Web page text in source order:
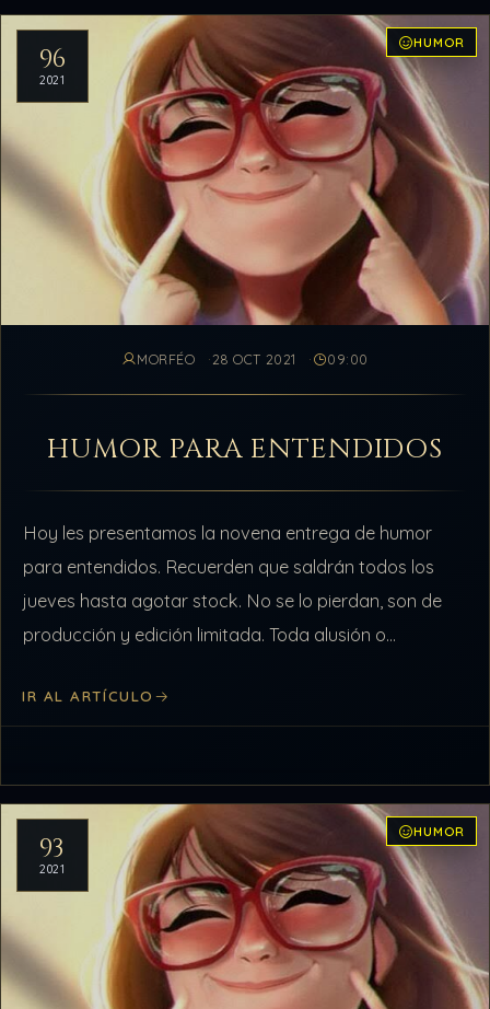
96
2021
HUMOR
MORFÉO 28 OCT 2021 09:00
HUMOR PARA ENTENDIDOS
Hoy les presentamos la novena entrega de humor
para entendidos. Recuerden que saldrán todos los
jueves hasta agotar stock. No se lo pierdan, son de
producción y edición limitada. Toda alusión o
IR AL ARTÍCULO
93
2021
HUMOR